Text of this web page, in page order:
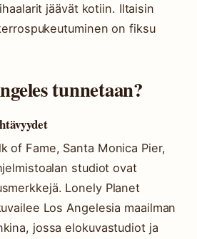
jäävät kotiin. Iltaisin
on fiksu
tunnetaan?
of Fame, Santa Monica Pier,
studiot ovat
Lonely Planet
Los Angelesia maailman
jossa elokuvastudiot ja